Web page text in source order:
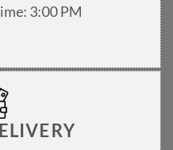
3:00 PM